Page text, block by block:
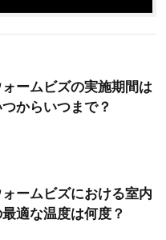
ォームビズの実施期間は
つからいつまで？
ォームビズにおける室内
適な温度は何度？